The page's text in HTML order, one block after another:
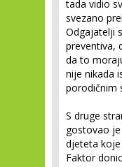
tada vidio
svezano
Odgajatelji
preventiva,
da to
nije nikada
porodičnim
S druge
gostovao
djeteta
Faktor